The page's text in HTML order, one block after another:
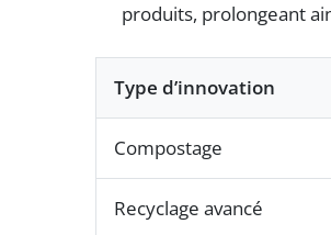
produits, prolongeant
Type d’innovation
Compostage
Recyclage avancé